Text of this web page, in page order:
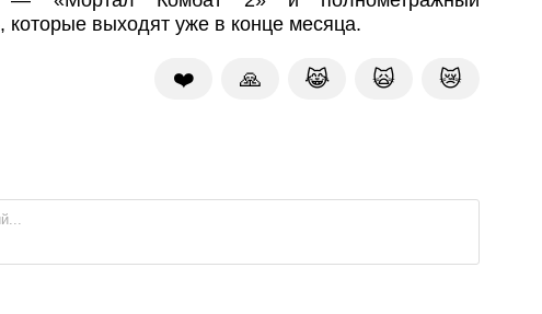
которые выходят уже в конце месяца.
❤️ 🙏 😹 🙀 😿